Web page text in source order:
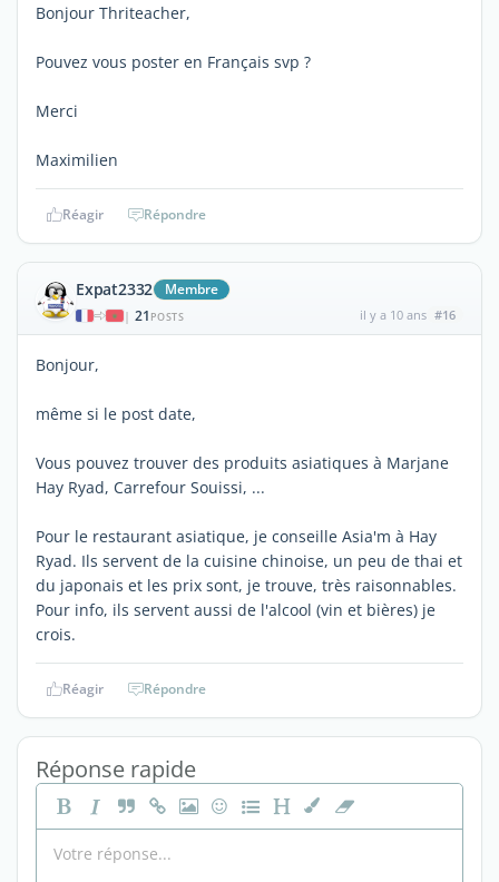
Bonjour Thriteacher,
Pouvez vous poster en Français svp ?
Merci
Maximilien
Réagir Répondre
Expat2332 Membre
| 21 POSTS il y a 10 ans #16
Bonjour,
même si le post date,
Vous pouvez trouver des produits asiatiques à Marjane
Hay Ryad, Carrefour Souissi, ...
Pour le restaurant asiatique, je conseille Asia'm à Hay
Ryad. Ils servent de la cuisine chinoise, un peu de thai et
du japonais et les prix sont, je trouve, très raisonnables.
Pour info, ils servent aussi de l'alcool (vin et bières) je
crois.
Réagir Répondre
Réponse rapide